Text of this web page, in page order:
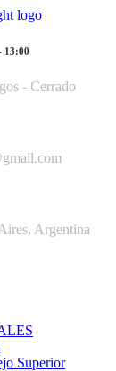
13:00
- Cerrado
Argentina
Superior